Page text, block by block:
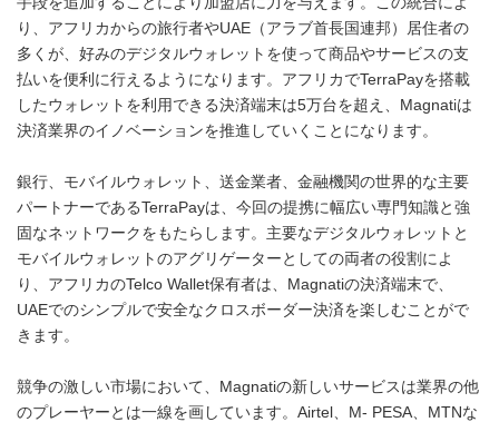
り、アフリカからの旅行者やUAE（アラブ首長国連邦）居住者の
多くが、好みのデジタルウォレットを使って商品やサービスの支
払いを便利に行えるようになります。アフリカでTerraPayを搭載
したウォレットを利用できる決済端末は5万台を超え、Magnatiは
決済業界のイノベーションを推進していくことになります。
銀行、モバイルウォレット、送金業者、金融機関の世界的な主要
パートナーであるTerraPayは、今回の提携に幅広い専門知識と強
固なネットワークをもたらします。主要なデジタルウォレットと
モバイルウォレットのアグリゲーターとしての両者の役割によ
り、アフリカのTelco Wallet保有者は、Magnatiの決済端末で、
UAEでのシンプルで安全なクロスボーダー決済を楽しむことがで
きます。
競争の激しい市場において、Magnatiの新しいサービスは業界の他
のプレーヤーとは一線を画しています。Airtel、M- PESA、MTNな